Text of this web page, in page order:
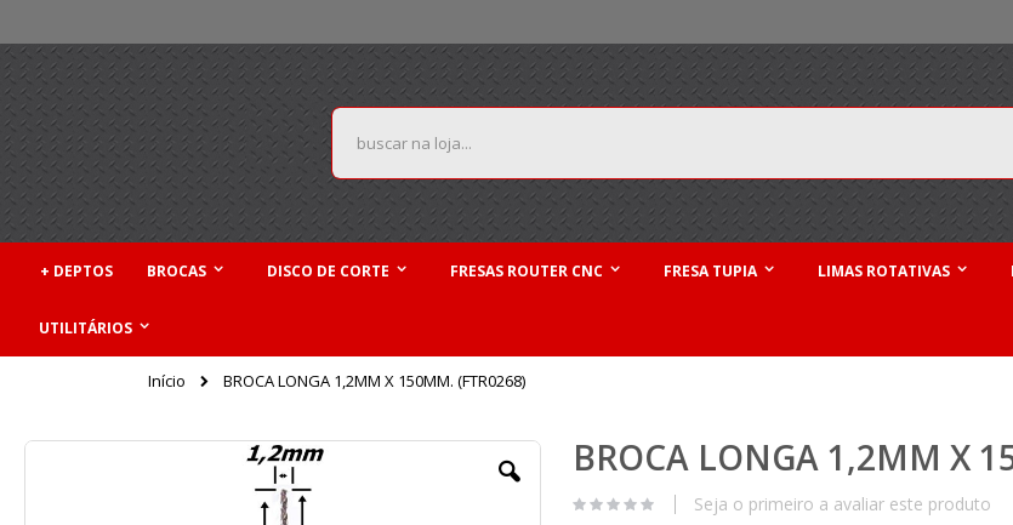
para
o
conteúdo
Pesquisa
+ DEPTOS BROCAS DISCO DE CORTE FRESAS ROUTER CNC FRESA TUPIA LIMAS ROTATIVAS
UTILITÁRIOS
Início BROCA LONGA 1,2MM X 150MM. (FTR0268)
Pular
BROCA LONGA 1,2MM X
Seja o primeiro a avaliar este produto